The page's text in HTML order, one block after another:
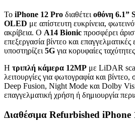
Το iPhone 12 Pro διαθέτει οθόνη 6.1”
OLED με απίστευτη ευκρίνεια,
ακρίβεια. Ο A14 Bionic προσφέρει
επεξεργασία βίντεο και
υποστηρίζει 5G για κορυφαίες
Η τριπλή κάμερα 12MP με LiDAR
λειτουργίες για φωτογραφία και
Deep Fusion, Night Mode και Dolby
επαγγελματική χρήση ή δημιουργία
Διαθέσιμα Refurbished iPhone